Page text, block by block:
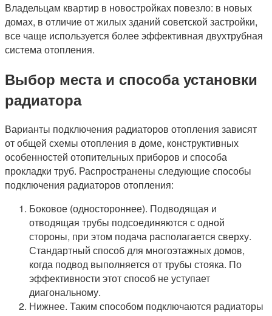
Владельцам квартир в новостройках повезло: в новых
домах, в отличие от жилых зданий советской застройки,
все чаще используется более эффективная двухтрубная
система отопления.
Выбор места и способа установки
радиатора
Варианты подключения радиаторов отопления зависят
от общей схемы отопления в доме, конструктивных
особенностей отопительных приборов и способа
прокладки труб. Распространены следующие способы
подключения радиаторов отопления:
Боковое (одностороннее). Подводящая и
отводящая трубы подсоединяются с одной
стороны, при этом подача располагается сверху.
Стандартный способ для многоэтажных домов,
когда подвод выполняется от трубы стояка. По
эффективности этот способ не уступает
диагональному.
Нижнее. Таким способом подключаются радиаторы